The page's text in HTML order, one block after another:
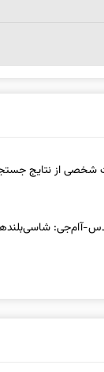
شخصی از نتایج جستجو